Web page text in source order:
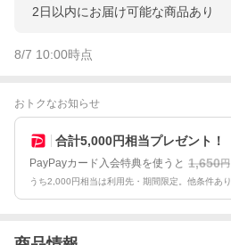
2日以内にお届け可能な商品あり
8/7 10:00時点
おトクなお知らせ
合計5,000円相当プレゼント！
PayPayカード入会特典を使うと 1,650円
うち2,000円相当は利用先・期間限定。他条件あり